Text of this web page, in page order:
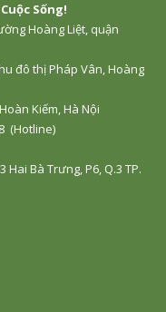
Sống!
Hoàng Liệt, quận
đô thị Pháp Vân, Hoàng
Kiếm, Hà Nội
(Hotline)
Bà Trưng, P6, Q.3 TP.